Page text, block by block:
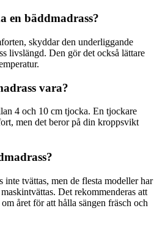
en bäddmadrass?
skyddar den underliggande
livslängd. Den gör det också lättare
vara?
4 och 10 cm tjocka. En tjockare
men det beror på din kroppsvikt
inte tvättas, men de flesta modeller har
Det rekommenderas att
året för att hålla sängen fräsch och